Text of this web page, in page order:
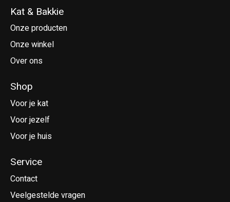
Kat & Bakkie
Onze producten
Onze winkel
Over ons
Shop
Voor je kat
Voor jezelf
Voor je huis
Service
Contact
Veelgestelde vragen